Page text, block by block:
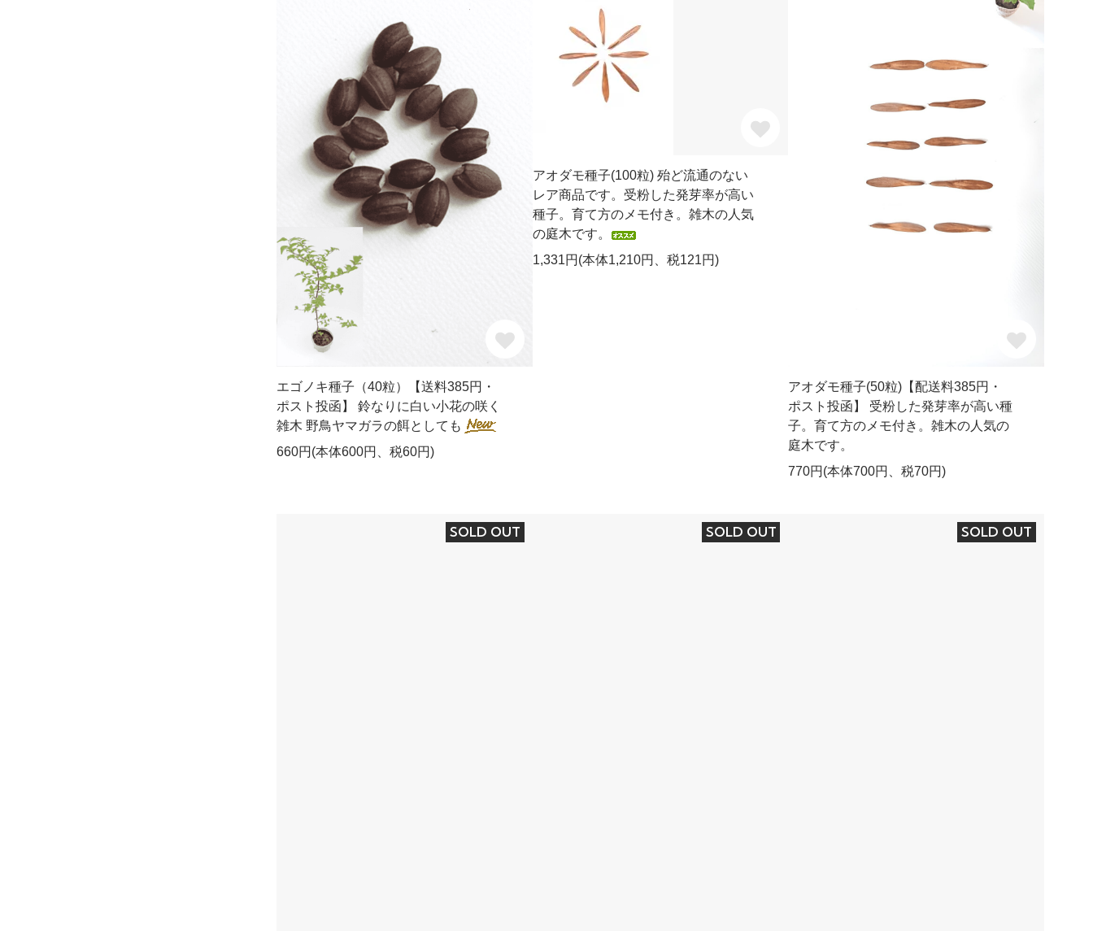
エゴノキ種子（40粒）【送料385円・
ポスト投函】 鈴なりに白い小花の咲く
雑木 野鳥ヤマガラの餌としても
660円(本体600円、税60円)
アオダモ種子(100粒) 殆ど流通のない
レア商品です。受粉した発芽率が高い
種子。育て方のメモ付き。雑木の人気
の庭木です。
1,331円(本体1,210円、税121円)
アオダモ種子(50粒)【配送料385円・
ポスト投函】 受粉した発芽率が高い種
子。育て方のメモ付き。雑木の人気の
庭木です。
770円(本体700円、税70円)
SOLD OUT SOLD OUT SOLD OUT